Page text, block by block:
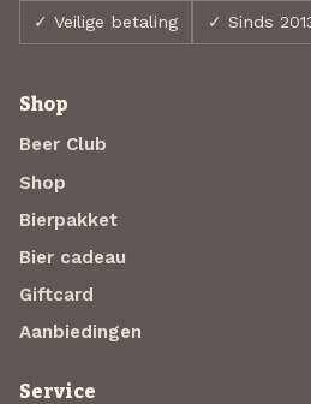
✓ Veilige betaling ✓ Sinds
Shop
Beer Club
Shop
Bierpakket
Bier cadeau
Giftcard
Aanbiedingen
Service